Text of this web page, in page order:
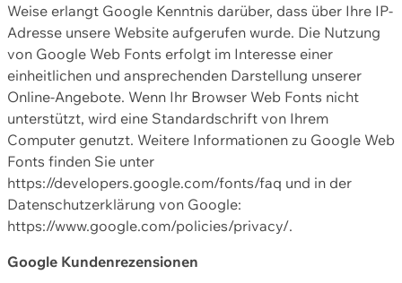
Weise erlangt Google Kenntnis darüber, dass über Ihre IP-
Adresse unsere Website aufgerufen wurde. Die Nutzung
von Google Web Fonts erfolgt im Interesse einer
einheitlichen und ansprechenden Darstellung unserer
Online-Angebote. Wenn Ihr Browser Web Fonts nicht
unterstützt, wird eine Standardschrift von Ihrem
Computer genutzt. Weitere Informationen zu Google Web
Fonts finden Sie unter
https://developers.google.com/fonts/faq und in der
Datenschutzerklärung von Google:
https://www.google.com/policies/privacy/.
Google Kundenrezensionen